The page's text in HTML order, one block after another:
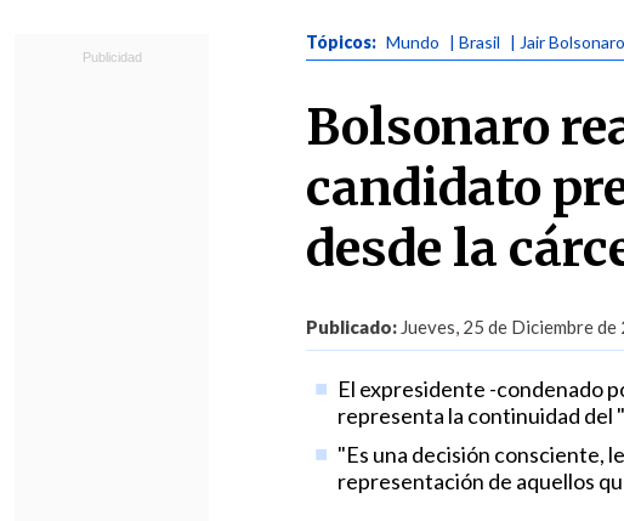
Tópicos: Mundo | Brasil | Jair Bolsonaro
Bolsonaro
candidato
desde la
Publicado: Jueves, 25 de Diciembre
El expresidente -condenado
representa la continuidad del
"Es una decisión consciente,
representación de aquellos